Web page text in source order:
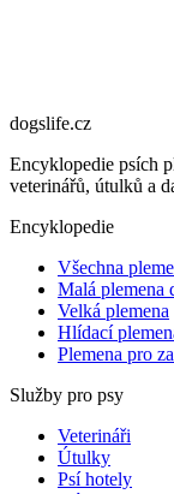
dogslife.cz
Encyklopedie psích
veterinářů, útulků a
Encyklopedie
Všechna
Malá plemena
Velká plemena
Hlídací
Plemena pro
Služby pro psy
Veterináři
Útulky
Psí hotely